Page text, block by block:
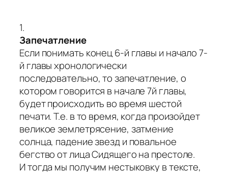
1.
Запечатление
Если понимать конец 6-й главы и начало 7-
й главы хронологически
последовательно, то запечатление, о
котором говорится в начале 7й главы,
будет происходить во время шестой
печати. Т.е. в то время, когда произойдет
великое землетрясение, затмение
солнца, падение звезд и повальное
бегство от лица Сидящего на престоле.
И тогда мы получим нестыковку в тексте,